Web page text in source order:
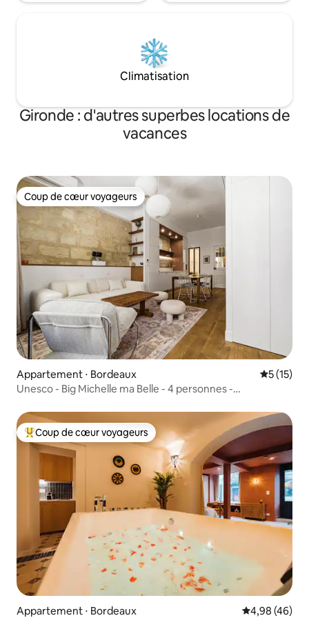
Climatisation
Gironde : d'autres superbes locations de
vacances
Coup de cœur voyageurs
Coup de cœur voyageurs
Appartement ⋅ Bordeaux
5 (15)
Unesco - Big Michelle ma Belle - 4 personnes -
Coups de cœur voyageurs les plus appréciés
Coup de cœur voyageurs
Appartement ⋅ Bordeaux Évaluation
4,98 (46)